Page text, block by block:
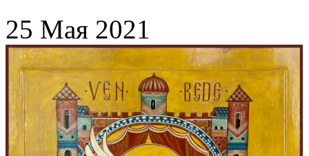
25 Мая 2021